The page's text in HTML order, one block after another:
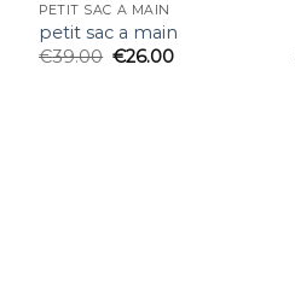
PETIT SAC A MAIN
petit sac a main
€39.00 €26.00